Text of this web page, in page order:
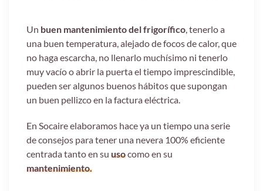
Un buen mantenimiento del frigorífico, tenerlo a
una buen temperatura, alejado de focos de calor, que
no haga escarcha, no llenarlo muchísimo ni tenerlo
muy vacío o abrir la puerta el tiempo imprescindible,
pueden ser algunos buenos hábitos que supongan
un buen pellizco en la factura eléctrica.
En Socaire elaboramos hace ya un tiempo una serie
de consejos para tener una nevera 100% eficiente
centrada tanto en su usocomo en su
mantenimiento.